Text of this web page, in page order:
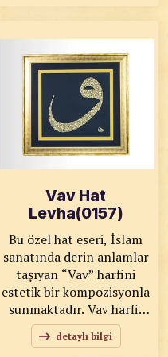
alan “Besmele-i Şerif”
yazısı, klasik hat
sanatının zarafetini
tezhip desenleriyle
buluşturuyor. KOD: 0138
SANATKÂR: Merve
AYZİT ÖLÇÜLER: 43x58
ESER ÖZELLİKLERİ:
Vav Hat
Levha(0157)
Bu özel hat eseri, İslam
sanatında derin anlamlar
taşıyan “Vav” harfini
estetik bir kompozisyonla
sunmaktadır. Vav harfi;
tevazu, sabır ve kulluk
bilincini simgeleyen güçlü
detaylı bilgi